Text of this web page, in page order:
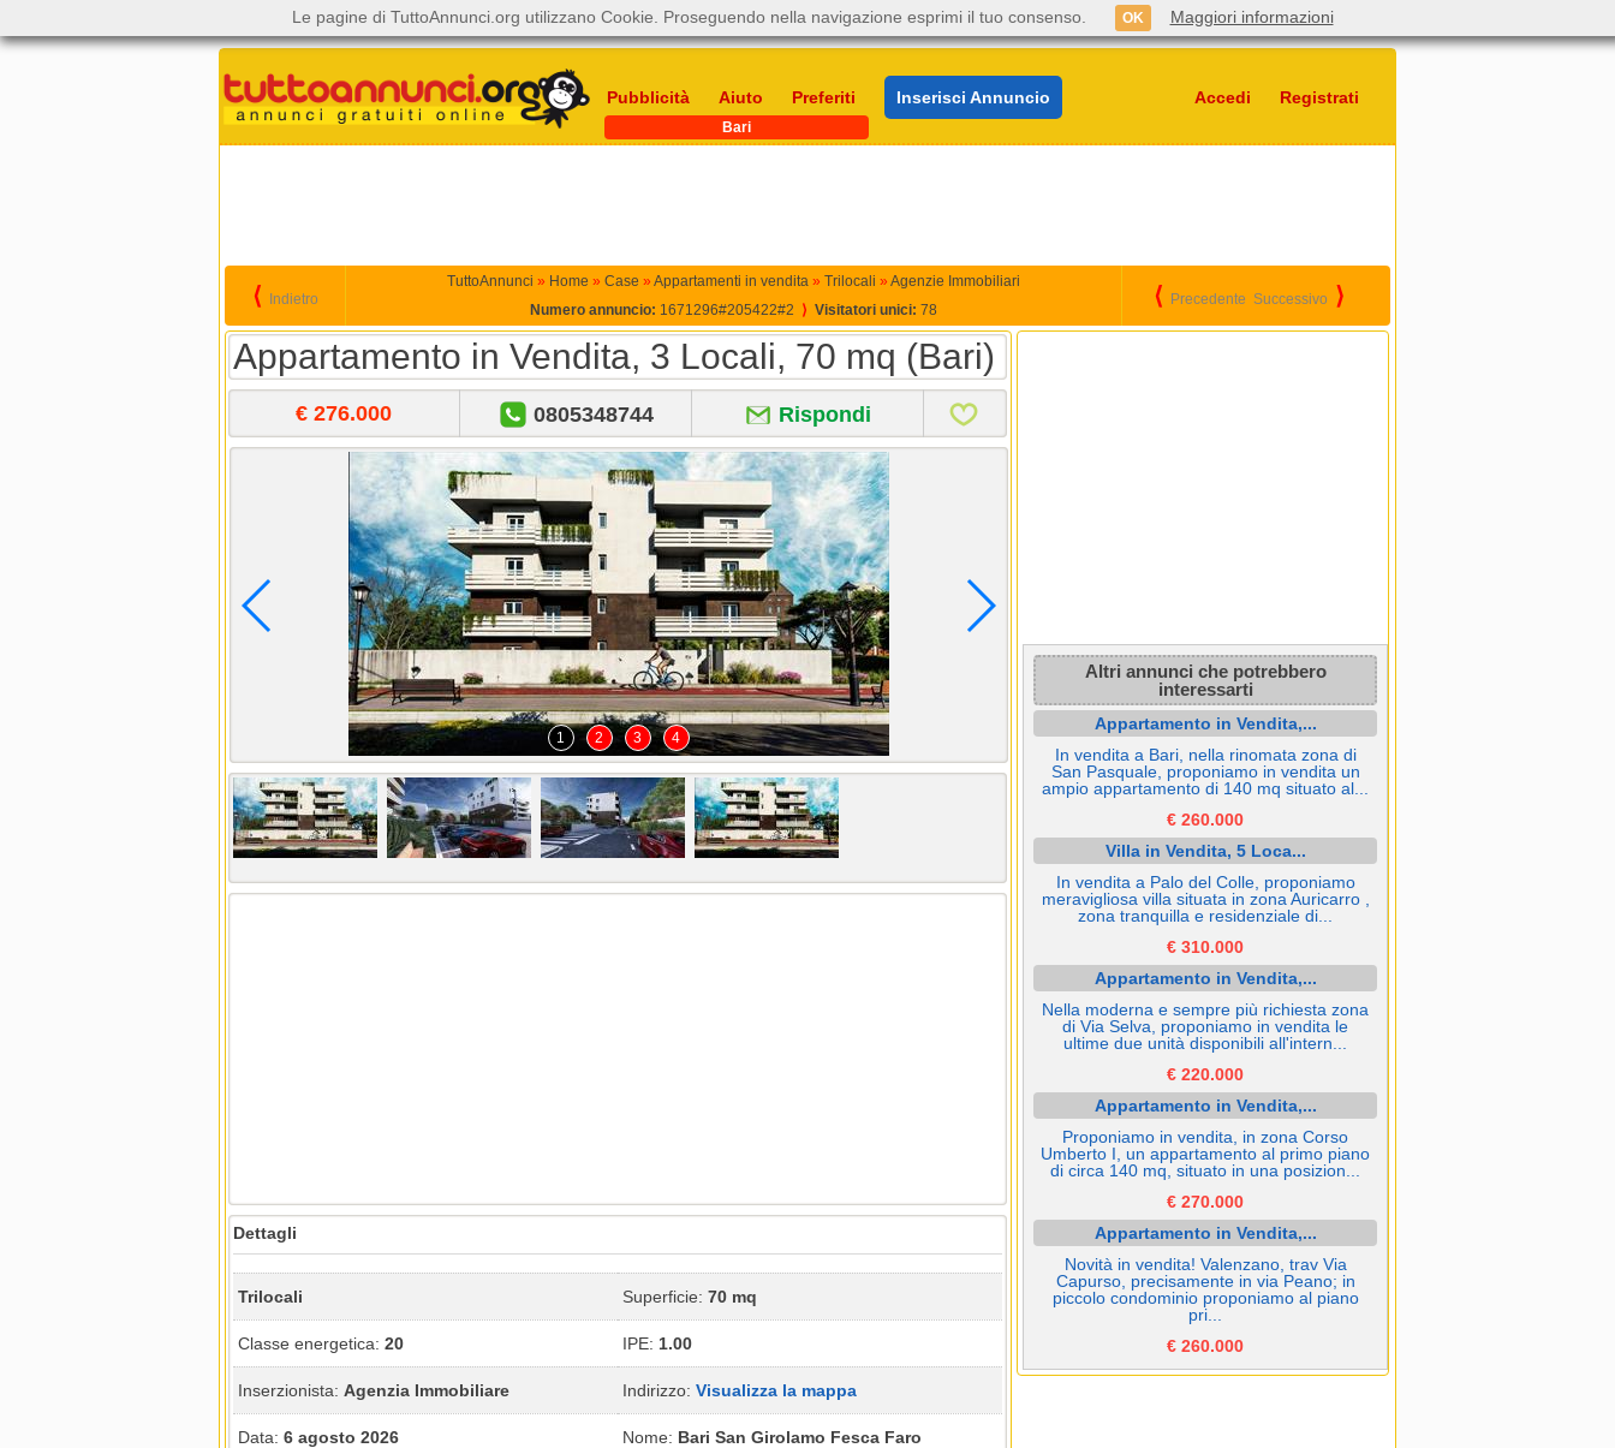
Pubblicità Aiuto Preferiti Inserisci Annuncio Accedi Registrati
Bari
⟨ Indietro
TuttoAnnunci » Home » Case » Appartamenti in vendita » Trilocali » Agenzie Immobiliari
Numero annuncio: 1671296#205422#2 ⟩ Visitatori unici: 78
⟨ Precedente Successivo ⟩
Appartamento in Vendita, 3 Locali, 70 mq (Bari)
€ 276.000 0805348744 Rispondi
1 2 3 4
Dettagli
Trilocali Superficie: 70 mq
Classe energetica: 20 IPE: 1.00
Inserzionista: Agenzia Immobiliare Indirizzo: Visualizza la mappa
Data: 6 agosto 2026 Nome: Bari San Girolamo Fesca Faro
Altri annunci che potrebbero
interessarti
Appartamento in Vendita,...
In vendita a Bari, nella rinomata zona di
San Pasquale, proponiamo in vendita un
ampio appartamento di 140 mq situato al...
€ 260.000
Villa in Vendita, 5 Loca...
In vendita a Palo del Colle, proponiamo
meravigliosa villa situata in zona Auricarro ,
zona tranquilla e residenziale di...
€ 310.000
Appartamento in Vendita,...
Nella moderna e sempre più richiesta zona
di Via Selva, proponiamo in vendita le
ultime due unità disponibili all'intern...
€ 220.000
Appartamento in Vendita,...
Proponiamo in vendita, in zona Corso
Umberto I, un appartamento al primo piano
di circa 140 mq, situato in una posizion...
€ 270.000
Appartamento in Vendita,...
Novità in vendita! Valenzano, trav Via
Capurso, precisamente in via Peano; in
piccolo condominio proponiamo al piano
pri...
€ 260.000
Le pagine di TuttoAnnunci.org utilizzano Cookie. Proseguendo nella navigazione esprimi il tuo consenso. OK Maggiori informazioni